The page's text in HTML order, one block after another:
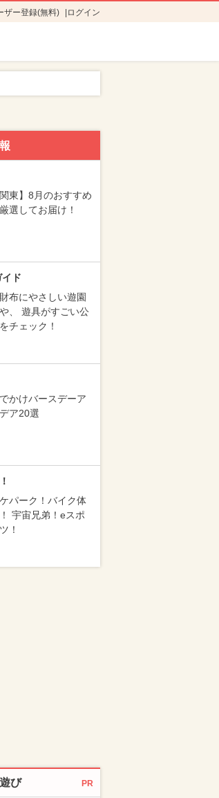
ザー登録(無料) ログイン
関東】8月のおすすめ
選してお届け！
ド
布にやさしい遊園
、 遊具がすごい公
チェック！
かけバースデーア
ア20選
パーク！バイク体
宇宙兄弟！eスポ
！
び PR